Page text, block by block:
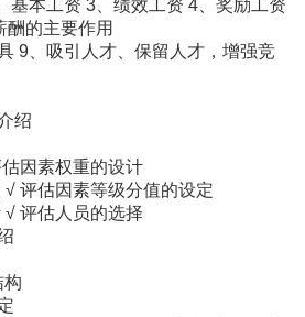
基本工资 3、绩效工资 4、奖励工资
酬的主要作用
9、吸引人才、保留人才，增强竞
绍
因素权重的设计
评估因素等级分值的设定
评估人员的选择
构